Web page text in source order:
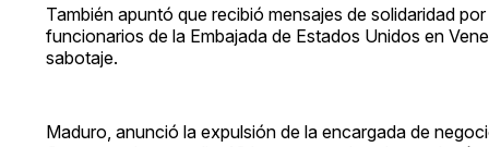
También apuntó que recibió mensajes de solidaridad
funcionarios de la Embajada de Estados Unidos en
sabotaje.
Maduro, anunció la expulsión de la encargada de